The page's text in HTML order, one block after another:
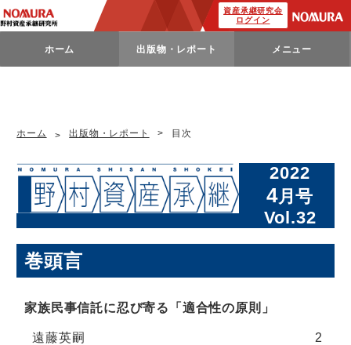
資産承継研究会
ログイン
ホーム 出版物・レポート メニュー
ホーム 出版物・レポート 目次
2022
4月号
Vol.32
巻頭言
家族民事信託に忍び寄る「適合性の原則」
遠藤英嗣 2